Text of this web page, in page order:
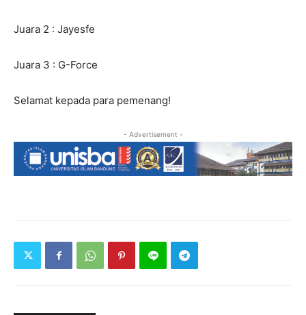
Juara 2 : Jayesfe
Juara 3 : G-Force
Selamat kepada para pemenang!
- Advertisement -